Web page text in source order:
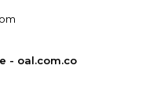
- oal.com.co